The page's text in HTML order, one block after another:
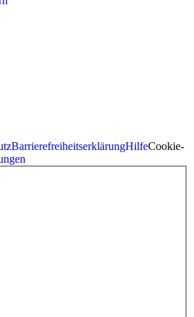
BarrierefreiheitserklärungHilfeCookie-